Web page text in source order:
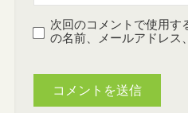
次回のコメントで使用す
の名前、メールアドレス